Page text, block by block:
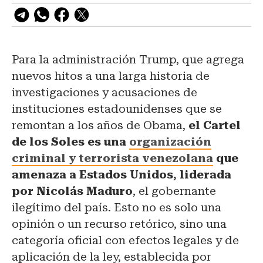
Para la administración Trump, que agrega
nuevos hitos a una larga historia de
investigaciones y acusaciones de
instituciones estadounidenses que se
remontan a los años de Obama, el Cartel
de los Soles es una organización
criminal y terrorista venezolana que
amenaza a Estados Unidos, liderada
por Nicolás Maduro, el gobernante
ilegítimo del país. Esto no es solo una
opinión o un recurso retórico, sino una
categoría oficial con efectos legales y de
aplicación de la ley, establecida por